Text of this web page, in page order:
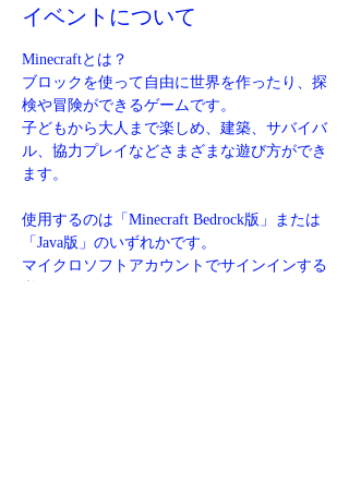
イベントについて
Minecraftとは？
ブロックを使って自由に世界を作ったり、探
検や冒険ができるゲームです。
子どもから大人まで楽しめ、建築、サバイバ
ル、協力プレイなどさまざまな遊び方ができ
ます。
使用するのは「Minecraft Bedrock版」または
「Java版」のいずれかです。
マイクロソフトアカウントでサインインする